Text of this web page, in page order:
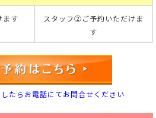
ます
スタッフ②ご予約いただけま
す
たらお電話にてお問合せください